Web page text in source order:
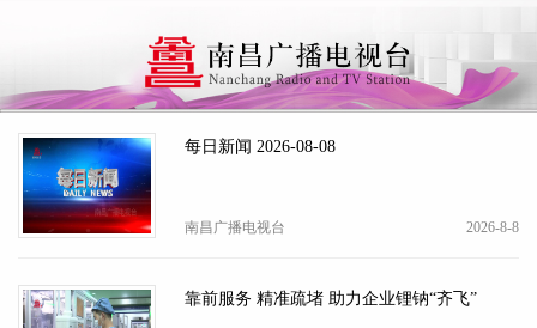
下拉刷新
每日新闻 2026-08-08
南昌广播电视台 2026-8-8
靠前服务 精准疏堵 助力企业锂钠“齐飞”